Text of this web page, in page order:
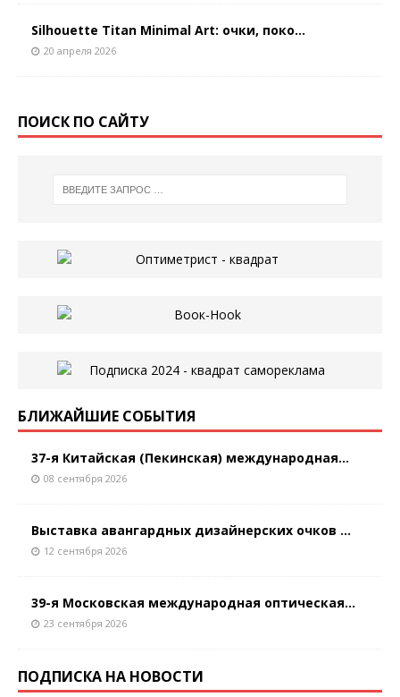
Silhouette Titan Minimal Art: очки, поко...
20 апреля 2026
ПОИСК ПО САЙТУ
БЛИЖАЙШИЕ СОБЫТИЯ
37-я Китайская (Пекинская) международная...
08 сентября 2026
Выставка авангардных дизайнерских очков ...
12 сентября 2026
39-я Московская международная оптическая...
23 сентября 2026
ПОДПИСКА НА НОВОСТИ